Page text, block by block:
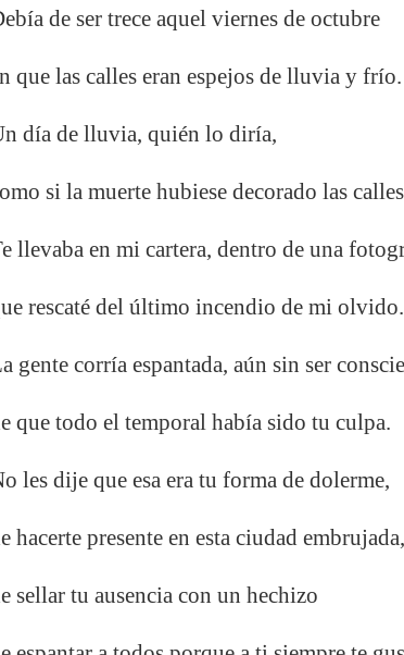
de ser trece aquel viernes de octubre
que las calles eran espejos de lluvia y frío.
día de lluvia, quién lo diría,
si la muerte hubiese decorado las
llevaba en mi cartera, dentro de una
rescaté del último incendio de mi olvido.
gente corría espantada, aún sin ser
que todo el temporal había sido tu culpa.
les dije que esa era tu forma de dolerme,
hacerte presente en esta ciudad embrujada,
sellar tu ausencia con un hechizo